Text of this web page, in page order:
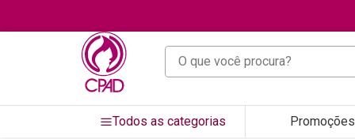
O que você procura?
Todos as categorias Promoções